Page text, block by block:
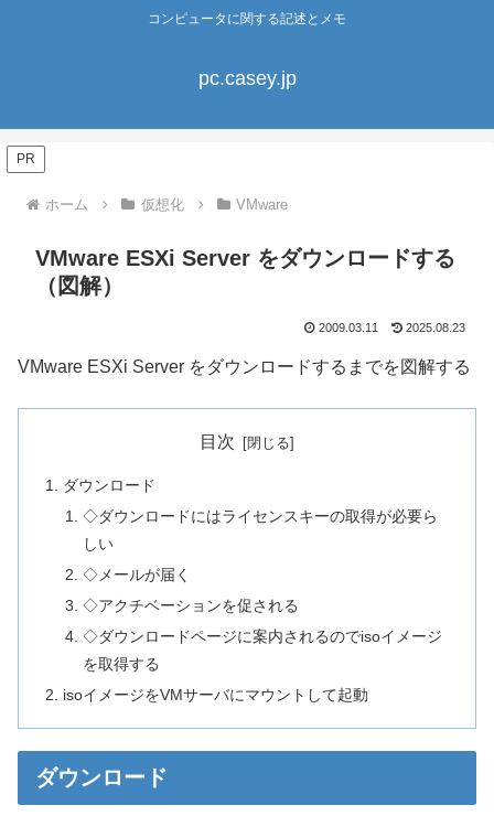
コンピュータに関する記述とメモ
pc.casey.jp
PR
ホーム 仮想化 VMware
VMware ESXi Server をダウンロードする
（図解）
2009.03.11 2025.08.23
VMware ESXi Server をダウンロードするまでを図解する
目次
ダウンロード
◇ダウンロードにはライセンスキーの取得が必要ら
しい
◇メールが届く
◇アクチベーションを促される
◇ダウンロードページに案内されるのでisoイメージ
を取得する
isoイメージをVMサーバにマウントして起動
ダウンロード